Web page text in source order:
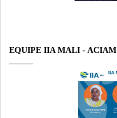
EQUIPE IIA MALI - ACIAM